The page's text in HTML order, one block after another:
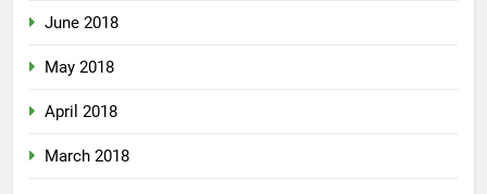
June 2018
May 2018
April 2018
March 2018